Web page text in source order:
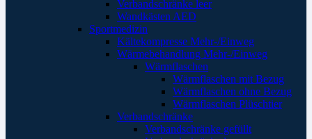
Verbandschränke leer
Wandkästen AED
Sportmedizin
Kältekompresse Mehr-/Einweg
Wärmebehandlung Mehr-/Einweg
Wärmflaschen
Wärmflaschen mit Bezug
Wärmflaschen ohne Bezug
Wärmflaschen Plüschtier
Verbandschränke
Verbandschränke gefüllt